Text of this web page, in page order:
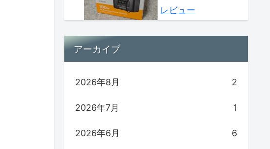
レビュー
アーカイブ
2026年8月 2
2026年7月 1
2026年6月 6